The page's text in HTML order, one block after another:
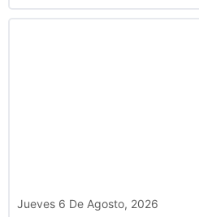
Jueves 6 De Agosto, 2026